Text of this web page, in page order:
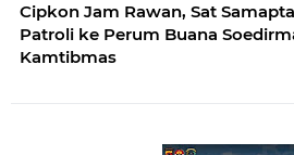
Cipkon Jam Rawan, Sat
Patroli ke Perum Buana
Kamtibmas